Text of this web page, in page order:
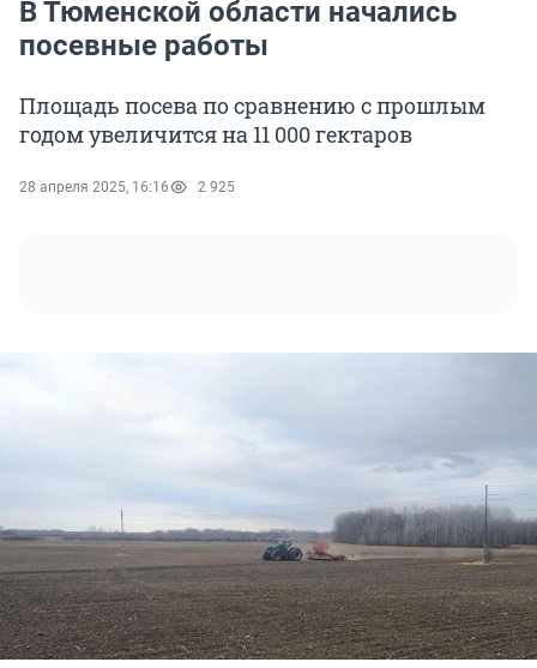
В Тюменской области начались
посевные работы
Площадь посева по сравнению с прошлым
годом увеличится на 11 000 гектаров
28 апреля 2025, 16:16 2 925